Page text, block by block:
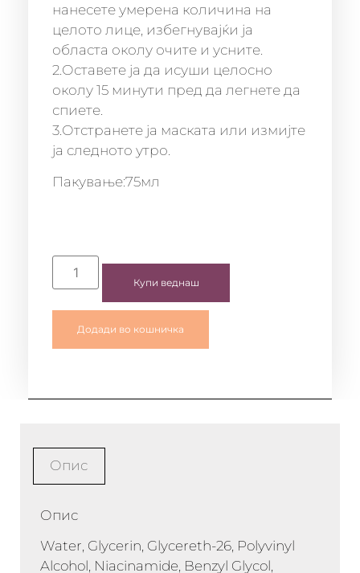
нанесете умерена количина на
целото лице, избегнувајќи ја
областа околу очите и усните.
2.Оставете ја да исуши целосно
околу 15 минути пред да легнете да
спиете.
3.Отстранете ја маската или измијте
ја следното утро.
Пакување:75мл
Купи веднаш
Додади во кошничка
Опис
Опис
Water, Glycerin, Glycereth-26, Polyvinyl
Alcohol, Niacinamide, Benzyl Glycol,